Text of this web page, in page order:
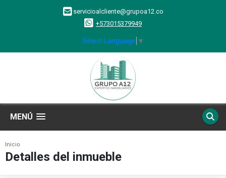
servicioalcliente@grupoa12.co
+573015379949
Select Language ▼
MENÚ
Inicio
Detalles del inmueble